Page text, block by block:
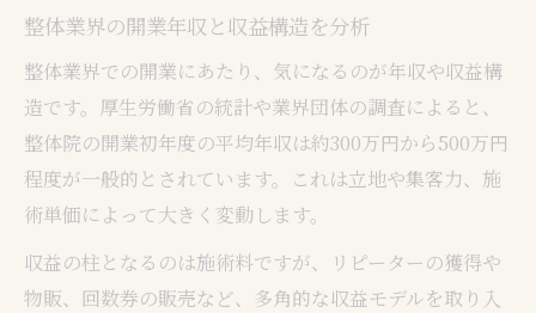
整体業界の開業年収と収益構造を分析
整体業界での開業にあたり、気になるのが年収や収益構
造です。厚生労働省の統計や業界団体の調査によると、
整体院の開業初年度の平均年収は約300万円から500万円
程度が一般的とされています。これは立地や集客力、施
術単価によって大きく変動します。
収益の柱となるのは施術料ですが、リピーターの獲得や
物販、回数券の販売など、多角的な収益モデルを取り入